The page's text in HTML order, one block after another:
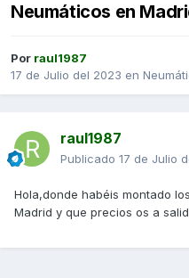
Neumáticos en
Por raul1987
17 de Julio del 2023 en
raul1987
Publicado 17 de Julio
Hola,donde habéis montado
Madrid y que precios os a